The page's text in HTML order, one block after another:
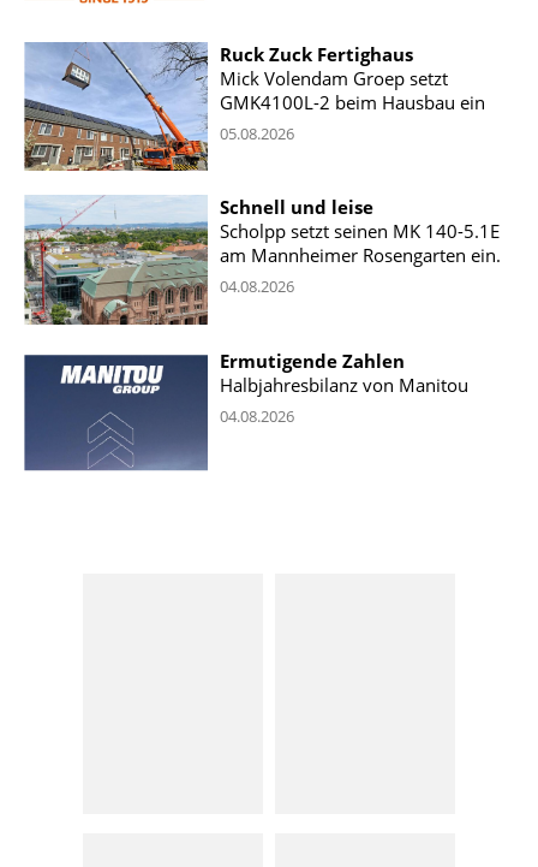
Ruck Zuck Fertighaus
Mick Volendam Groep setzt
GMK4100L-2 beim Hausbau ein
05.08.2026
Schnell und leise
Scholpp setzt seinen MK 140-5.1E
am Mannheimer Rosengarten ein.
04.08.2026
Ermutigende Zahlen
Halbjahresbilanz von Manitou
04.08.2026